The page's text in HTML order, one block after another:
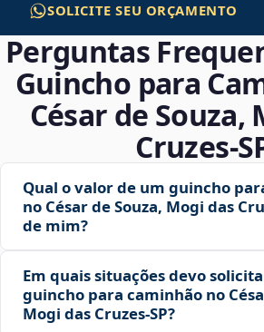
SOLICITE SEU ORÇAMENTO
Perguntas
Guincho para
César de Souza,
Qual o valor de um guincho
no César de Souza, Mogi das
de mim?
Em quais situações devo
guincho para caminhão no
Mogi das Cruzes‑SP?